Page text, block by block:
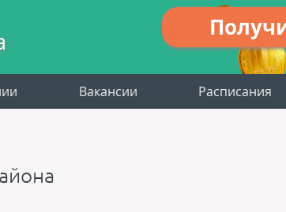
Вакансии Расписания